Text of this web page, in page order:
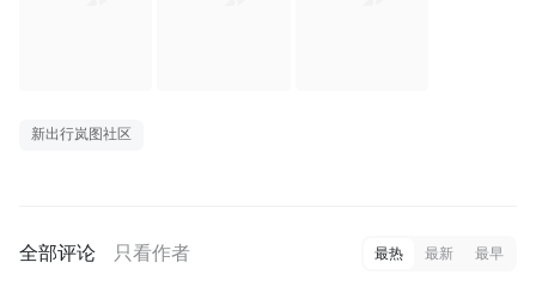
新出行岚图社区
全部评论 只看作者 最热 最新 最早